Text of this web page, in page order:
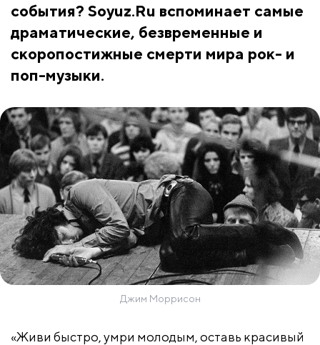
события? Soyuz.Ru вспоминает самые
драматические, безвременные и
скоропостижные смерти мира рок- и
поп-музыки.
Джим Моррисон
«Живи быстро, умри молодым, оставь красивый